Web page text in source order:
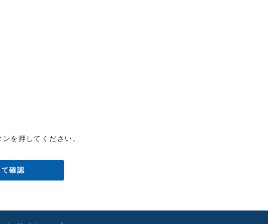
を押してください。
て確認